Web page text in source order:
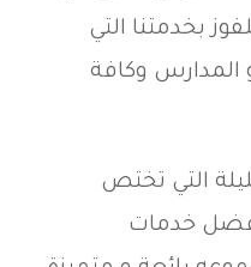
بخدمتنا التي
المدارس وكافة
التي تختص
خدمات